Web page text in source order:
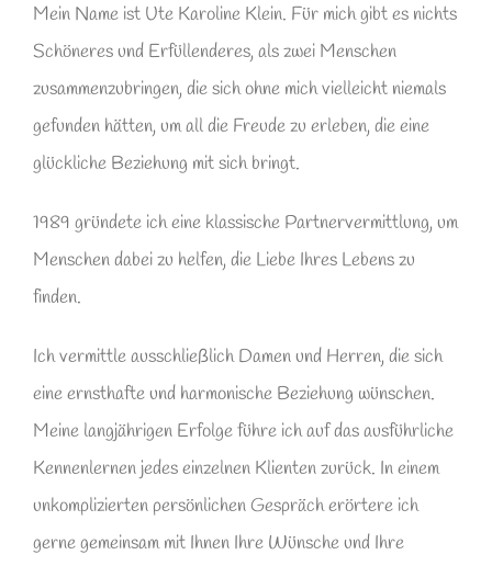
Mein Name ist Ute Karoline Klein. Für mich gibt es nichts
Schöneres und Erfüllenderes, als zwei Menschen
zusammenzubringen, die sich ohne mich vielleicht niemals
gefunden hätten, um all die Freude zu erleben, die eine
glückliche Beziehung mit sich bringt.
1989 gründete ich eine klassische Partnervermittlung, um
Menschen dabei zu helfen, die Liebe Ihres Lebens zu
finden.
Ich vermittle ausschließlich Damen und Herren, die sich
eine ernsthafte und harmonische Beziehung wünschen.
Meine langjährigen Erfolge führe ich auf das ausführliche
Kennenlernen jedes einzelnen Klienten zurück. In einem
unkomplizierten persönlichen Gespräch erörtere ich
gerne gemeinsam mit Ihnen Ihre Wünsche und Ihre